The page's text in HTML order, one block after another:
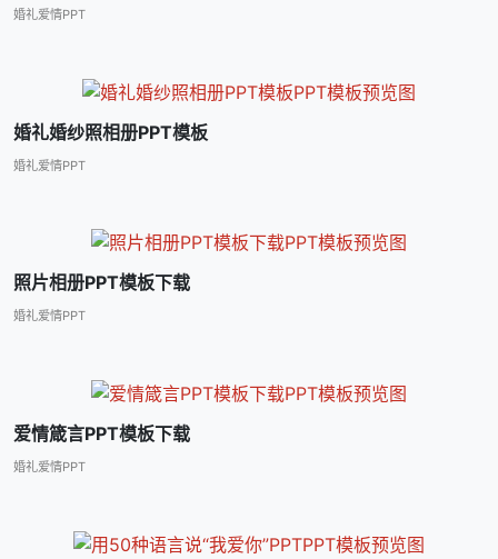
婚礼爱情PPT
婚礼婚纱照相册PPT模板
婚礼爱情PPT
照片相册PPT模板下载
婚礼爱情PPT
爱情箴言PPT模板下载
婚礼爱情PPT